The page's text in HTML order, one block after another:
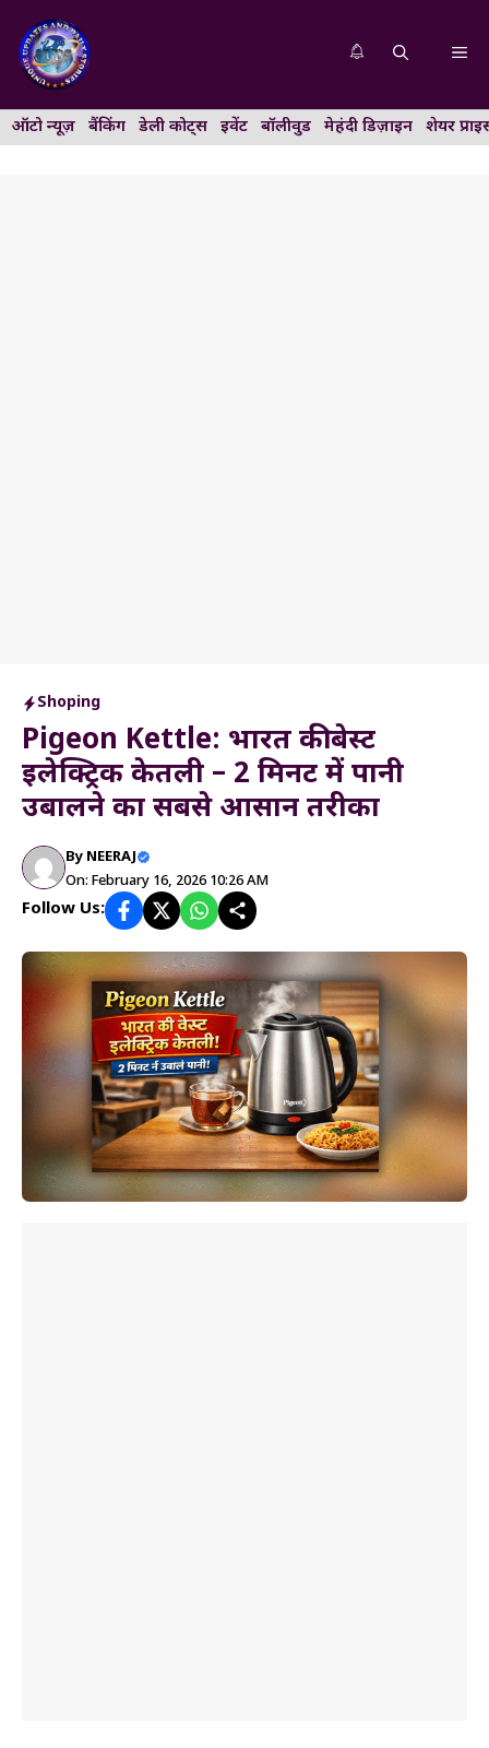
content
ऑटो न्यूज़ बैंकिंग डेली कोट्स इवेंट बॉलीवुड मेहंदी डिज़ाइन शेयर
Shoping
Pigeon Kettle: भारत की बेस्ट
इलेक्ट्रिक केतली – 2 मिनट में पानी
उबालने का सबसे आसान तरीका
By NEERAJ
On: February 16, 2026 10:26 AM
Follow Us: